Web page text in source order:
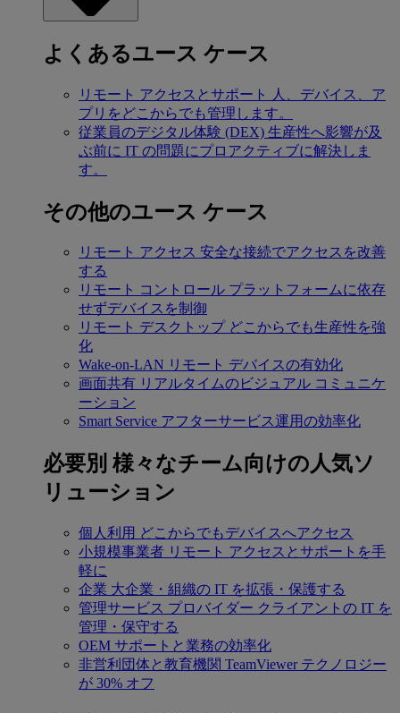
よくあるユース ケース
リモート アクセスとサポート
人、デバイス、ア
プリをどこからでも管理します。
従業員のデジタル体験 (DEX) 生産性へ影響が及
ぶ前に IT の問題にプロアクティブに解決しま
す。
その他のユース ケース
リモート アクセス 安全な接続でアクセスを改善
する
リモート コントロール プラットフォームに依存
せずデバイスを制御
リモート デスクトップ どこからでも生産性を強
化
Wake-on-LAN リモート デバイスの有効化
画面共有 リアルタイムのビジュアル コミュニケ
ーション
Smart Service アフターサービス運用の効率化
必要別 様々なチーム向けの人気ソ
リューション
個人利用 どこからでもデバイスへアクセス
小規模事業者 リモート アクセスとサポートを手
軽に
企業 大企業・組織の IT を拡張・保護する
管理サービス プロバイダー クライアントの IT を
管理・保守する
OEM サポートと業務の効率化
非営利団体と教育機関 TeamViewer テクノロジー
が 30% オフ